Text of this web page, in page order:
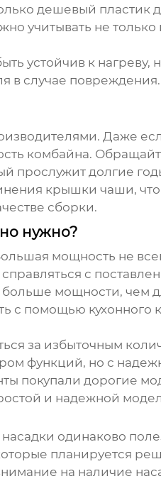
дешевый
учитывать не
устойчив к
в случае
Даже
комбайна.
прослужит долгие
крышки чаши,
сборки.
нужно?
мощность не
с
больше мощности,
с помощью кухонного
за избыточным
функций, но с
покупали дорогие
и надежной
одинаково
планируется
на наличие